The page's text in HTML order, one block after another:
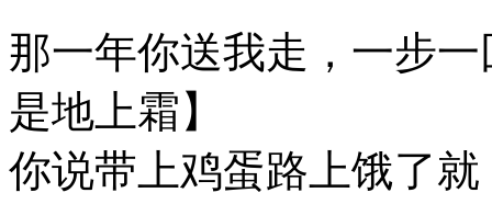
那一年你送我走，一步
是地上霜】
你说带上鸡蛋路上饿了